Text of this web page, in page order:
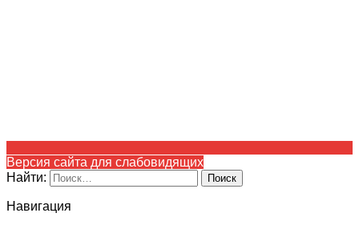
Версия сайта для слабовидящих
Найти:
Навигация